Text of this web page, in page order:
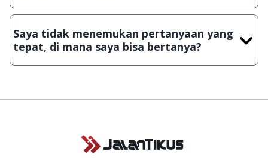
Demi menjaga kualitas aplikasi dan games yang ada di
download secara manual, sehingga kuota sebesar ribuan
aplikasi & games tidak dapat tercapai dalam waktu yang
singkat.
Saya tidak menemukan pertanyaan yang
tepat, di mana saya bisa bertanya?
Kami dengan senang hati menjawab setiap pertanyaan yang